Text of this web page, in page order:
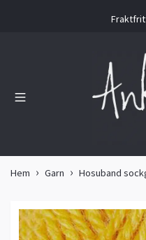
Hem Garn Hosuband